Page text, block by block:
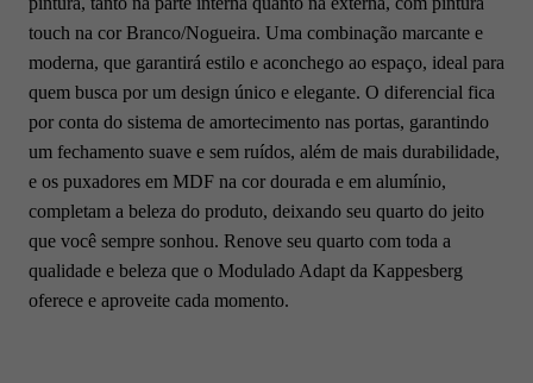
touch na cor Branco/Nogueira. Uma combinação marcante e
moderna, que garantirá estilo e aconchego ao espaço, ideal para
quem busca por um design único e elegante. O diferencial fica
por conta do sistema de amortecimento nas portas, garantindo
um fechamento suave e sem ruídos, além de mais durabilidade,
e os puxadores em MDF na cor dourada e em alumínio,
completam a beleza do produto, deixando seu quarto do jeito
que você sempre sonhou. Renove seu quarto com toda a
qualidade e beleza que o Modulado Adapt da Kappesberg
oferece e aproveite cada momento.